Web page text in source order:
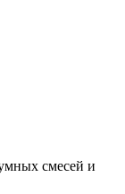
смесей и